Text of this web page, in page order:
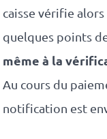
caisse vérifie
quelques points
même à la
Au cours du
notification est